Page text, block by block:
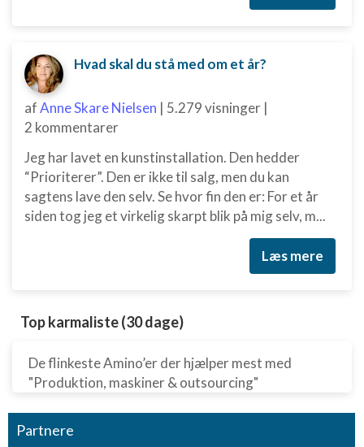
Hvad skal du stå med om et år?
afAnne Skare Nielsen | 5.279 visninger |
2 kommentarer
Jeg har lavet en kunstinstallation. Den hedder
“Prioriterer”. Den er ikke til salg, men du kan
sagtens lave den selv. Se hvor fin den er: For et år
siden tog jeg et virkelig skarpt blik på mig selv, m...
Læs mere
Top karmaliste (30 dage)
De flinkeste Amino’er der hjælper mest med
"Produktion, maskiner & outsourcing"
Partnere